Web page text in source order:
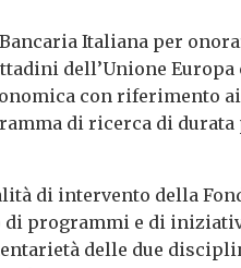
Italiana per
dell’Unione
con riferimento
di ricerca di
di intervento della
di programmi e di
delle due